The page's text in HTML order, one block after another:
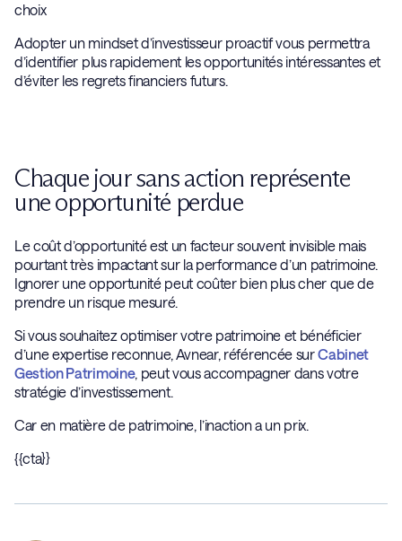
choix
Adopter un mindset d’investisseur proactif vous permettra
d’identifier plus rapidement les opportunités intéressantes et
d’éviter les regrets financiers futurs.
Chaque jour sans action représente
une opportunité perdue
Le coût d’opportunité est un facteur souvent invisible mais
pourtant très impactant sur la performance d’un patrimoine.
Ignorer une opportunité peut coûter bien plus cher que de
prendre un risque mesuré.
Si vous souhaitez optimiser votre patrimoine et bénéficier
d’une expertise reconnue, Avnear, référencée surCabinet
Gestion Patrimoine, peut vous accompagner dans votre
stratégie d’investissement.
Car en matière de patrimoine, l’inaction a un prix.
{{cta}}